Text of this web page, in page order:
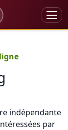
indépendante
par